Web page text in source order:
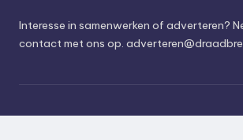
Interesse in samenwerken of adverteren?
contact met ons op.